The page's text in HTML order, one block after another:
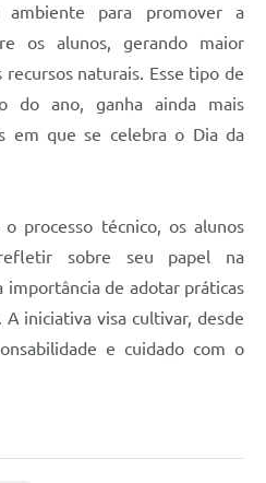
para promover a
os alunos, gerando maior
naturais. Esse tipo de
do ano, ganha ainda mais
em que se celebra o Dia da
processo técnico, os alunos
sobre seu papel na
importância de adotar práticas
iniciativa visa cultivar, desde
e cuidado com o